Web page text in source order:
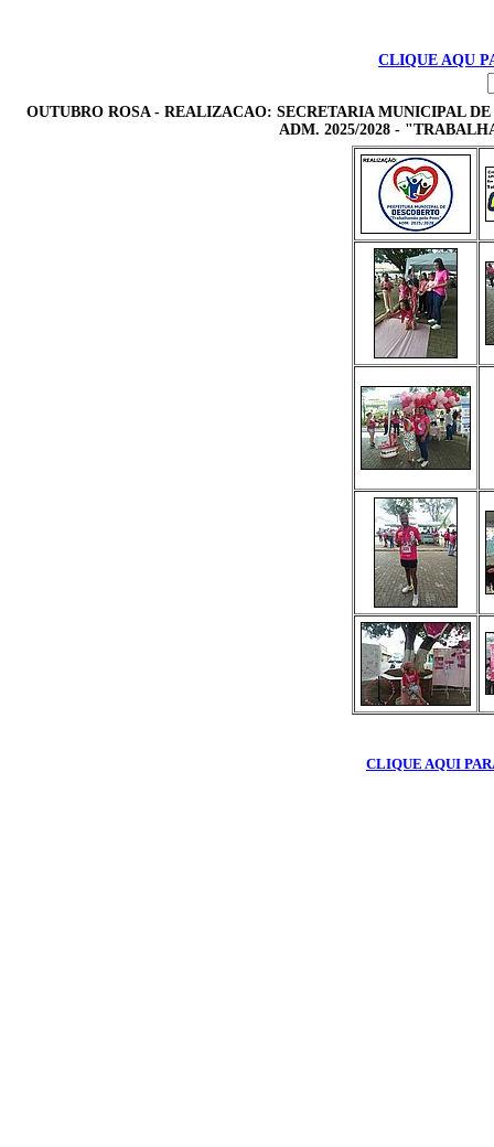
CLIQUE AQU
OUTUBRO ROSA - REALIZACAO: SECRETARIA MUNICIPAL
ADM. 2025/2028 -
CLIQUE AQUI